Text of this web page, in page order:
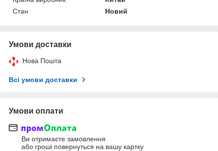
Стан
Новий
Умови доставки
Нова Пошта
Всі умови доставки
Умови оплати
Ви отримаєте замовлення
або гроші повернуться на вашу картку